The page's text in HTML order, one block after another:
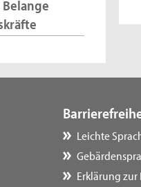
Leichte
Erklärung